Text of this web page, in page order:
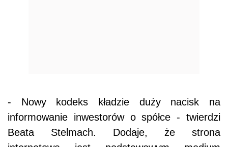
- Nowy kodeks kładzie duży nacisk na
informowanie inwestorów o spółce - twierdzi
Beata Stelmach. Dodaje, że strona